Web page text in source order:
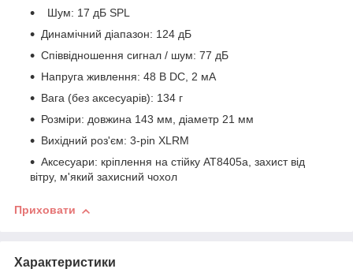
Шум: 17 дБ SPL
Динамічний діапазон: 124 дБ
Співвідношення сигнал / шум: 77 дБ
Напруга живлення: 48 В DC, 2 мА
Вага (без аксесуарів): 134 г
Розміри: довжина 143 мм, діаметр 21 мм
Вихідний роз'єм: 3-pin XLRM
Аксесуари: кріплення на стійку AT8405a, захист від
вітру, м'який захисний чохол
Приховати
Характеристики